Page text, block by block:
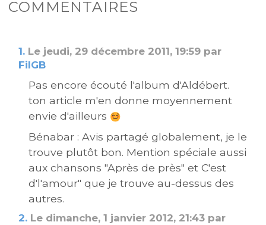
COMMENTAIRES
1.Le jeudi, 29 décembre 2011, 19:59 par
FilGB
Pas encore écouté l'album d'Aldébert.
ton article m'en donne moyennement
envie d'ailleurs
Bénabar : Avis partagé globalement, je le
trouve plutôt bon. Mention spéciale aussi
aux chansons "Après de près" et C'est
d'l'amour" que je trouve au-dessus des
autres.
2.Le dimanche, 1 janvier 2012, 21:43 par